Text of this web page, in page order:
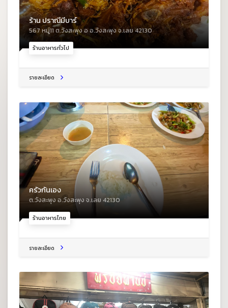
ร้านอาหารทั่วไป
ร้าน ปราณีมีบาร์
567 หมู่11 ต.วังสะพุง อ อ.วังสะพุง จ.เลย 42130
รายละเอียด
ร้านอาหารไทย
ครัวกันเอง
ต.วังสะพุง อ.วังสะพุง จ.เลย 42130
รายละเอียด